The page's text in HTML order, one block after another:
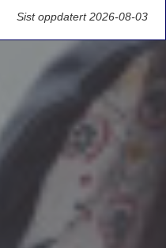
Sist oppdatert 2026-08-03